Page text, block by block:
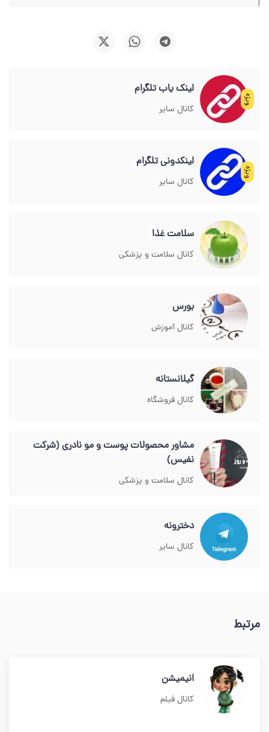
ویژه
لینک یاب تلگرام
کانال سایر
ویژه
لینکدونی تلگرام
کانال سایر
سلامت غذا
کانال سلامت و پزشکی
بورس
کانال آموزش
گیلانستانه
کانال فروشگاه
مشاور محصولات پوست و مو نادری (شرکت
نفیس)
کانال سلامت و پزشکی
دخترونه
کانال سایر
مرتبط
انیمیشن
کانال فیلم